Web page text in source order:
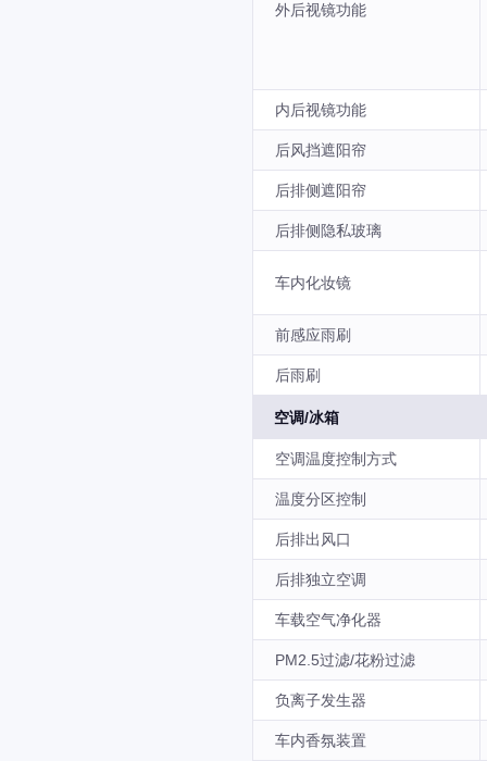
外后视镜功能
内后视镜功能
后风挡遮阳帘
后排侧遮阳帘
后排侧隐私玻璃
车内化妆镜
前感应雨刷
后雨刷
空调/冰箱
空调温度控制方式
温度分区控制
后排出风口
后排独立空调
车载空气净化器
PM2.5过滤/花粉过滤
负离子发生器
车内香氛装置